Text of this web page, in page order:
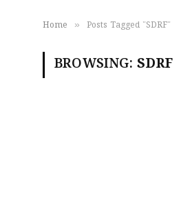
Home » Posts Tagged "SDRF"
BROWSING: SDRF